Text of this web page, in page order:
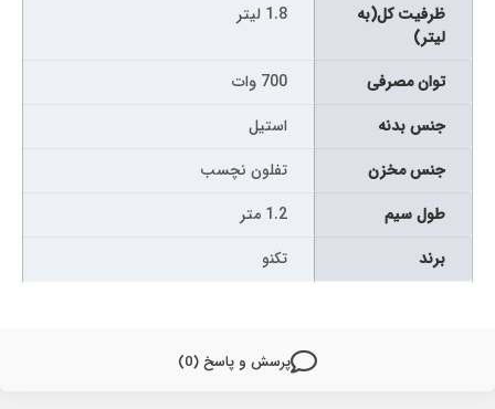
پرسش و پاسخ (0)
ظرفیت کل(به
لیتر)
1.8 لیتر
توان مصرفی
700 وات
جنس بدنه
استیل
جنس مخزن
تفلون نچسب
طول سیم
1.2 متر
برند
تکنو